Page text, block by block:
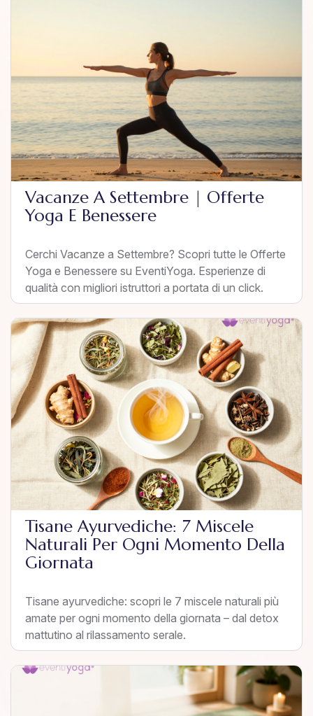
Vacanze A Settembre | Offerte
Yoga E Benessere
Cerchi Vacanze a Settembre? Scopri tutte le Offerte
Yoga e Benessere su EventiYoga. Esperienze di
qualità con migliori istruttori a portata di un click.
Tisane Ayurvediche: 7 Miscele
Naturali Per Ogni Momento Della
Giornata
Tisane ayurvediche: scopri le 7 miscele naturali più
amate per ogni momento della giornata – dal detox
mattutino al rilassamento serale.